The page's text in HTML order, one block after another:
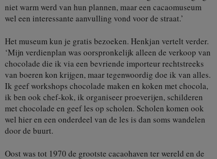
niet warm werd van hun plannen, maar een cacaomuseum
wel een interessante aanvulling vond voor de straat.’
Het museum kun je gratis bezoeken. Henkjan vertelt verder.
‘Mijn verdienplan was oorspronkelijk alleen de verkoop van
chocolade die ik via een bevriende importeur rechtstreeks
van boeren kon krijgen, maar tegenwoordig doe ik van alles.
Ik geef workshops chocolade maken en koken met chocola,
ik ben ook chef-kok, ik organiseer proeverijen, schilderen
met chocolade en geef les op scholen. Scholen komen ook
wel hier en een onderdeel van de les is dan soms wandelen
door de buurt.
Oost was tot 1970 de grootste cacaohaven ter wereld en de